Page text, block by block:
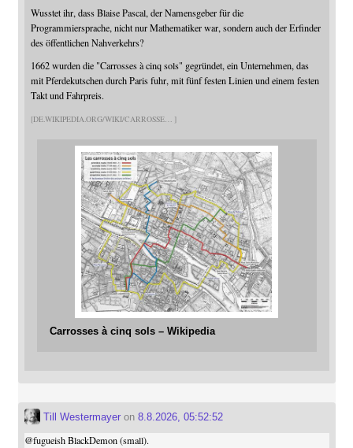
Wusstet ihr, dass Blaise Pascal, der Namensgeber für die
Programmiersprache, nicht nur Mathematiker war, sondern auch der Erfinder
des öffentlichen Nahverkehrs?
1662 wurden die "Carrosses à cinq sols" gegründet, ein Unternehmen, das
mit Pferdekutschen durch Paris fuhr, mit fünf festen Linien und einem festen
Takt und Fahrpreis.
DE.WIKIPEDIA.ORG/WIKI/CARROSSE
Carrosses à cinq sols – Wikipedia
Till Westermayeron 8.8.2026, 05:52:52
@fugueishBlackDemon (small).